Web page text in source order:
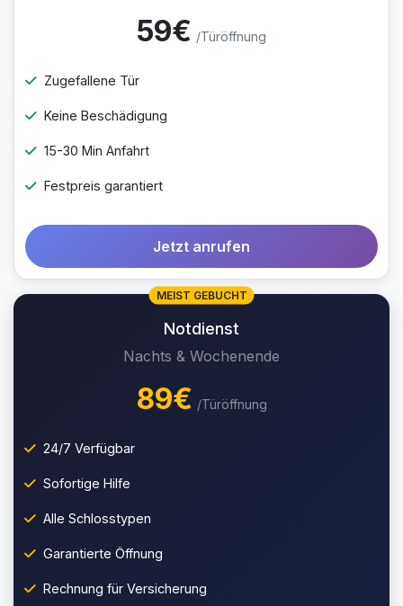
59€ /Türöffnung
Zugefallene Tür
Keine Beschädigung
15-30 Min Anfahrt
Festpreis garantiert
Jetzt anrufen
MEIST GEBUCHT
Notdienst
Nachts & Wochenende
89€ /Türöffnung
24/7 Verfügbar
Sofortige Hilfe
Alle Schlosstypen
Garantierte Öffnung
Rechnung für Versicherung